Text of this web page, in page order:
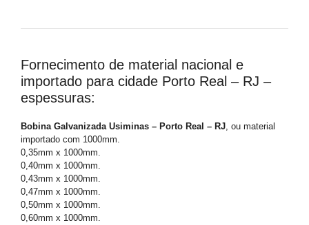
Fornecimento de material nacional e
importado para cidade Porto Real – RJ –
espessuras:
Bobina Galvanizada Usiminas – Porto Real – RJ , ou material
importado com 1000mm.
0,35mm x 1000mm.
0,40mm x 1000mm.
0,43mm x 1000mm.
0,47mm x 1000mm.
0,50mm x 1000mm.
0,60mm x 1000mm.